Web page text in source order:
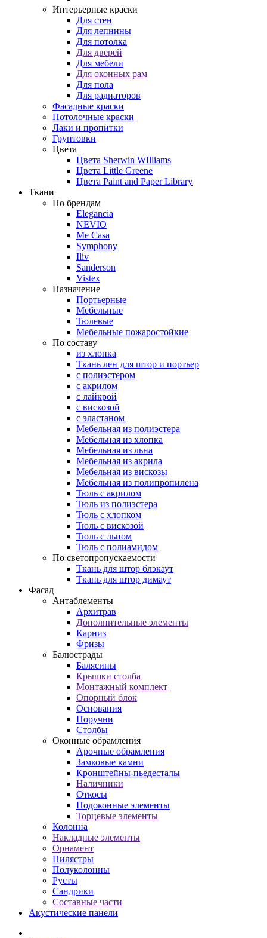
Интерьерные краски
Для стен
Для лепнины
Для потолка
Для дверей
Для мебели
Для оконных рам
Для пола
Для радиаторов
Фасадные краски
Потолочные краски
Лаки и пропитки
Грунтовки
Цвета
Цвета Sherwin WIlliams
Цвета Little Greene
Цвета Paint and Paper Library
Ткани
По брендам
Elegancia
NEVIO
Me Casa
Symphony
Iliv
Sanderson
Vistex
Назначение
Портьерные
Мебельные
Тюлевые
Мебельные пожаростойкие
По составу
из хлопка
Ткань лен для штор и портьер
с полиэстером
с акрилом
с лайкрой
с вискозой
с эластаном
Мебельная из полиэстера
Мебельная из хлопка
Мебельная из льна
Мебельная из акрила
Мебельная из вискозы
Мебельная из полипропилена
Тюль с акрилом
Тюль из полиэстера
Тюль с хлопком
Тюль с вискозой
Тюль с льном
Тюль с полиамидом
По светопропускаемости
Ткань для штор блэкаут
Ткань для штор димаут
Фасад
Антаблементы
Архитрав
Дополнительные элементы
Карниз
Фризы
Балюстрады
Балясины
Крышки столба
Монтажный комплект
Опорный блок
Основания
Поручни
Столбы
Оконные обрамления
Арочные обрамления
Замковые камни
Кронштейны-пьедесталы
Наличники
Откосы
Подоконные элементы
Торцевые элементы
Колонна
Накладные элементы
Орнамент
Пилястры
Полуколонны
Русты
Сандрики
Составные части
Акустические панели